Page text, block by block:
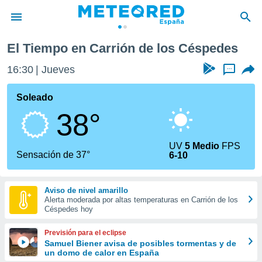
de
por
que se
calidad.
a este
las
y
forma
digital
basada
El Tiempo en Carrión de los Céspedes
16:30 Jueves ...
Soleado
38°
Sensación de 37°
UV5 Medio FPS
6-10
Aviso de nivel amarillo
Alerta moderada por altas temperaturas en Carrión de los
Céspedes hoy
Previsión para el eclipse
Samuel Biener avisa de posibles tormentas y de
un domo de calor en España